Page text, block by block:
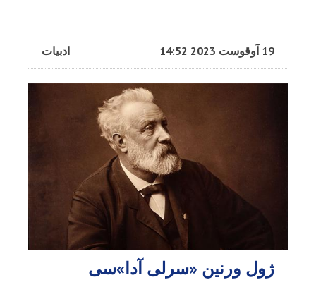
ادبیات 19 آوقوست 2023 14:52
ژول ورنین «سرلی آدا»سی